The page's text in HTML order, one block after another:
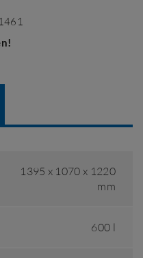
1395 x 1070 x 1220
mm
600 l